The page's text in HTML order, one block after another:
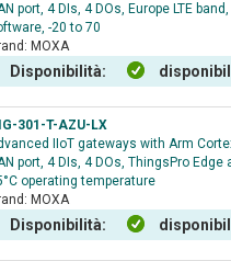
port, 4 DIs, 4 DOs, Europe LTE
-20 to 70
MOXA
Disponibilità:
301-T-AZU-LX
IIoT gateways with Arm
port, 4 DIs, 4 DOs, ThingsPro
operating temperature
MOXA
Disponibilità: